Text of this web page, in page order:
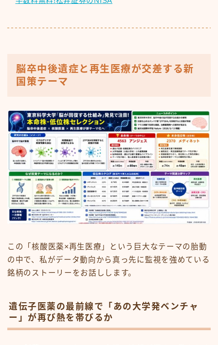
脳卒中後遺症と再生医療が交差する新
国策テーマ
この「核酸医薬×再生医療」という巨大なテーマの胎動
の中で、私がデータ動向から真っ先に監視を強めている
銘柄のストーリーをお話しします。
遺伝子医薬の最前線で「あの大学発ベンチャ
ー」が再び熱を帯びるか